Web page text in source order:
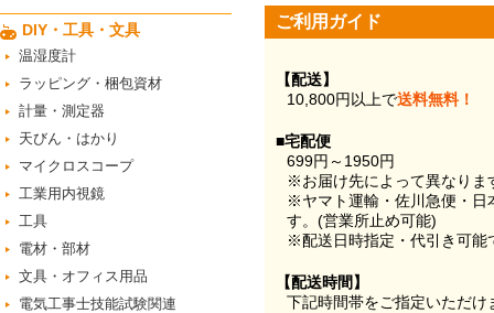
DIY・工具・文具
温湿度計
ラッピング・梱包資材
計量・測定器
天びん・はかり
マイクロスコープ
工業用内視鏡
工具
電材・部材
文具・オフィス用品
電気工事士技能試験関連
ご利用ガイド
【配送】
10,800円以上で送料無料！
■宅配便
699円～1950円
※お届け先によって異なりま
※ヤマト運輸・佐川急便・日
す。(営業所止め可能)
※配送日時指定・代引き可能
【配送時間】
下記時間帯をご指定いただけ